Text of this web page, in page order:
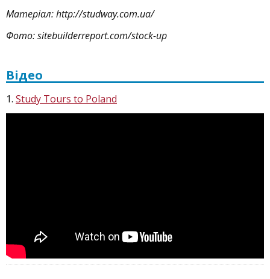
Матеріал: http://studway.com.ua/
Фото: sitebuilderreport.com/stock-up
Відео
1. Study Tours to Poland